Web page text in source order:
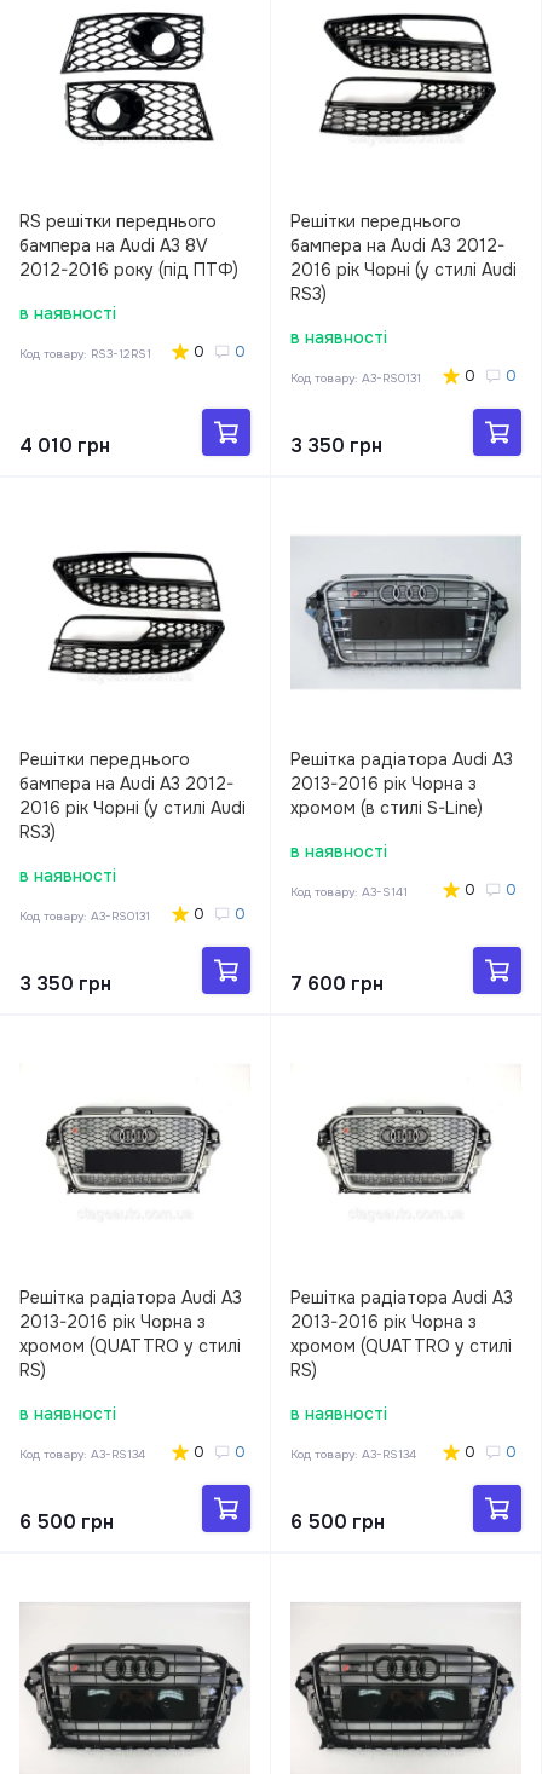
RS решітки переднього
бампера на Audi A3 8V
2012-2016 року (під ПТФ)
в наявності
Код товару: RS3-12RS1 0 0
4 010 грн
Решітки переднього
бампера на Audi A3 2012-
2016 рік Чорні (у стилі Audi
RS3)
в наявності
Код товару: A3-RS0131 0 0
3 350 грн
Решітки переднього
бампера на Audi A3 2012-
2016 рік Чорні (у стилі Audi
RS3)
в наявності
Код товару: A3-RS0131 0 0
3 350 грн
Решітка радіатора Audi A3
2013-2016 рік Чорна з
хромом (в стилі S-Line)
в наявності
Код товару: A3-S141 0 0
7 600 грн
Решітка радіатора Audi A3
2013-2016 рік Чорна з
хромом (QUATTRO у стилі
RS)
в наявності
Код товару: A3-RS134 0 0
6 500 грн
Решітка радіатора Audi A3
2013-2016 рік Чорна з
хромом (QUATTRO у стилі
RS)
в наявності
Код товару: A3-RS134 0 0
6 500 грн